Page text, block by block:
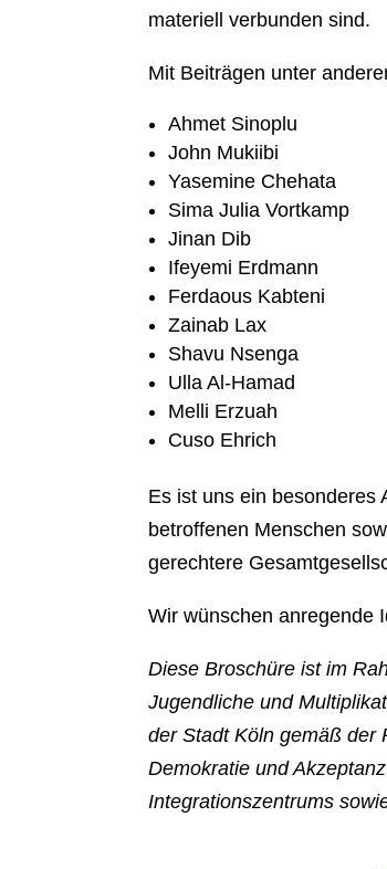
materiell verbunden sind.
Mit Beiträgen unter
Ahmet Sinoplu
John Mukiibi
Yasemine Chehata
Sima Julia Vortkamp
Jinan Dib
Ifeyemi Erdmann
Ferdaous Kabteni
Zainab Lax
Shavu Nsenga
Ulla Al-Hamad
Melli Erzuah
Cuso Ehrich
Es ist uns ein besonderes
betroffenen Menschen
gerechtere
Wir wünschen anregende
Diese Broschüre ist im
Jugendliche und
der Stadt Köln gemäß der
Demokratie und
Integrationszentrums